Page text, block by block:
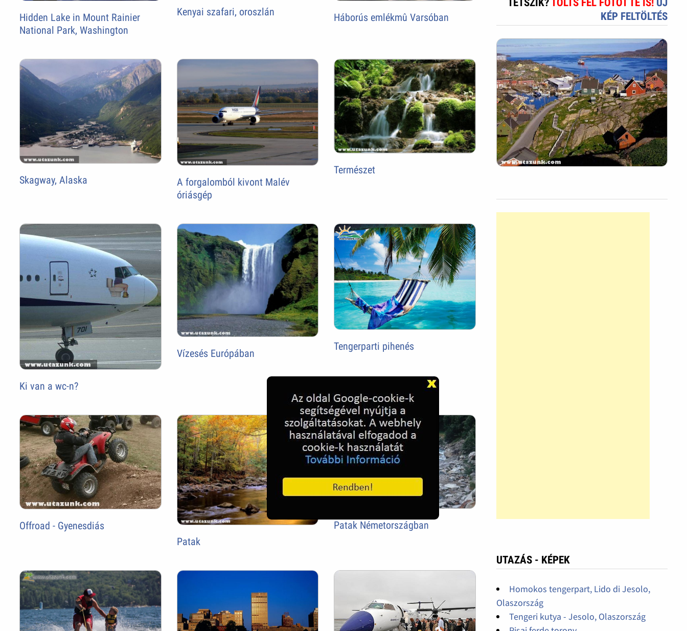
Hidden Lake in Mount Rainier
National Park, Washington
Kenyai szafari, oroszlán Háborús emlékmû Varsóban
Skagway, Alaska
A forgalomból kivont Malév
óriásgép
Természet
Ki van a wc-n?
Vízesés Európában
Tengerparti pihenés
Offroad - Gyenesdiás
Patak
Patak Németországban
TETSZIK?TÖLTS FEL FOTÓT TE IS! ÚJ
KÉP FELTÖLTÉS
UTAZÁS - KÉPEK
Homokos tengerpart, Lido di Jesolo,
Olaszország
Tengeri kutya - Jesolo, Olaszország